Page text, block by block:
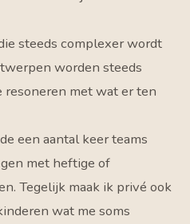
steeds complexer wordt
worden steeds
met wat er ten
een aantal keer teams
met heftige of
Tegelijk maak ik privé ook
wat me soms